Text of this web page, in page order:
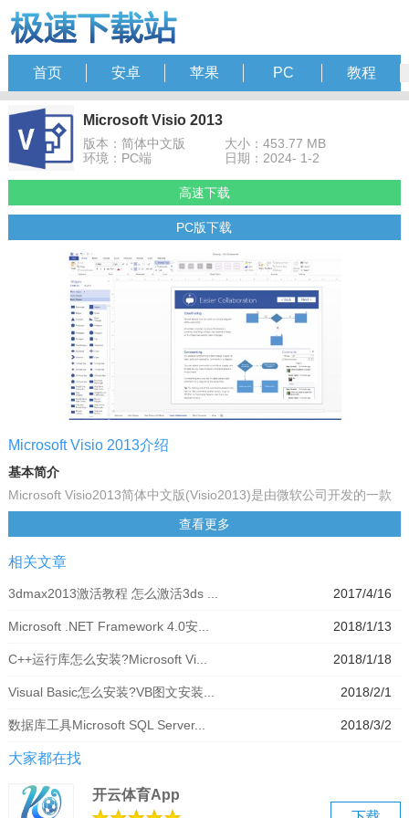
首页 安卓 苹果 PC 教程
Microsoft Visio 2013
版本：简体中文版
大小：453.77 MB
环境：PC端
日期：2024- 1-2
高速下载
PC版下载
Microsoft Visio 2013介绍
基本简介
Microsoft Visio2013简体中文版(Visio2013)是由微软公司开发的一款
专业的流程图和矢量绘图工具，用户使用Microsoft Visio2013能够轻
松创建和自定义图表，强大的常用工具可以帮助用户迅速执行常见任
务，此外还可以完成共享，让团队协作变得更加容易！
Microsoft Visio 2013软件介绍
增加了多种漂亮的图表，新的主题和风格选项能够轻松的创建专业漂
亮的界面，每个主题都有一个统一的色调，字体和整体效果，并将在
只需要轻松点击几个图形按钮就能批量对文件效果进行修改。
2、新的界面
在左边的工具条上整齐排列相关的设置，能够让你更快捷的投入到工
作中。
3、新的形状
查看更多
相关文章
2017/4/16
3dmax2013激活教程 怎么激活3ds ...
2018/1/13
Microsoft .NET Framework 4.0安...
2018/1/18
C++运行库怎么安装?Microsoft Vi...
2018/2/1
Visual Basic怎么安装?VB图文安装...
2018/3/2
数据库工具Microsoft SQL Server...
大家都在找
开云体育App